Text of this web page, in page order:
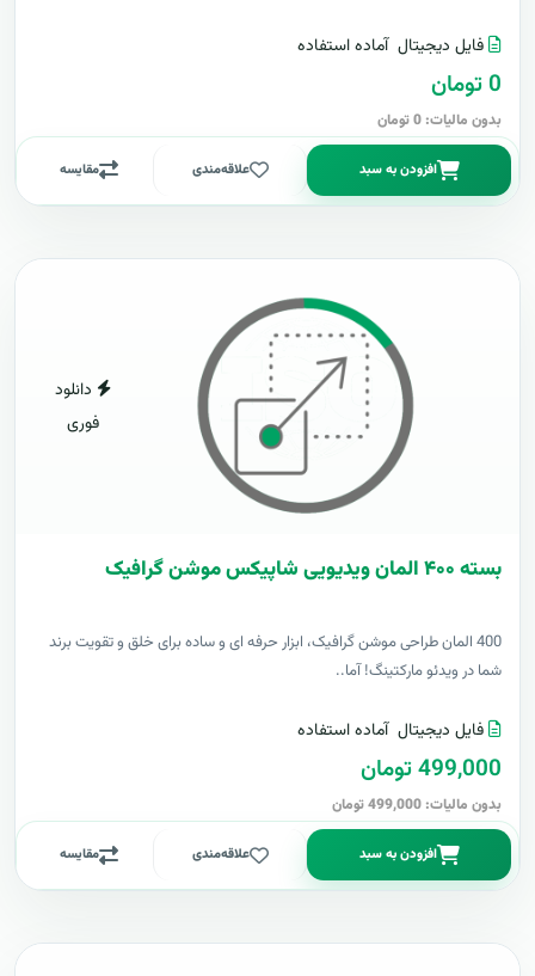
فایل دیجیتال آماده استفاده
0 تومان
بدون مالیات: 0 تومان
افزودن به سبد علاقه‌مندی مقایسه
دانلود
فوری
بسته ۴۰۰ المان ویدیویی شاپیکس موشن گرافیک
400 المان طراحی موشن گرافیک، ابزار حرفه ای و ساده برای خلق و تقویت برند
شما در ویدئو مارکتینگ! آما..
فایل دیجیتال آماده استفاده
499,000 تومان
بدون مالیات: 499,000 تومان
افزودن به سبد علاقه‌مندی مقایسه